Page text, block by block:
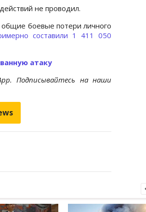
не проводил.
боевые потери личного
составили 1 411 050
атаку
Подписывайтесь на наши